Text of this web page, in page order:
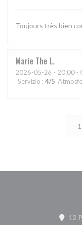
Toujours très bien
Marie The L
2026-05-26 - 20:00 -
Servizio : 4/5
1
12